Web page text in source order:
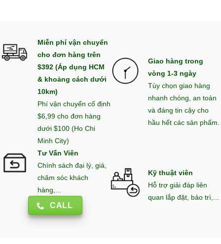
Miễn phí vận chuyển
cho đơn hàng trên
$392 (Áp dụng HCM
& khoảng cách dưới
10km)
Phí vận chuyển cố định
$6,99 cho đơn hàng
dưới $100 (Ho Chi
Minh City)
Giao hàng trong
vòng 1-3 ngày
Tùy chọn giao hàng
nhanh chóng, an toàn
và đáng tin cậy cho
hầu hết các sản phẩm.
Tư Vấn Viên
Chính sách đại lý, giá,
chăm sóc khách
hàng,...
CALL
Kỹ thuật viên
Hỗ trợ giải đáp liên
quan lắp đặt, bảo trì,...